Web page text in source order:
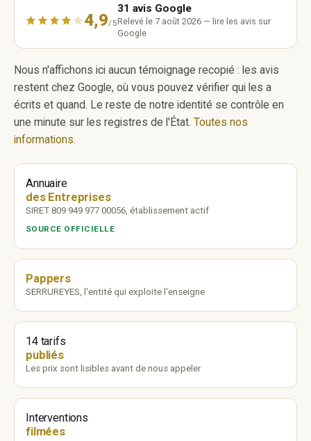
4,9/5
31 avis Google
Relevé le 7 août 2026 — lire les avis sur
Google
Nous n'affichons ici aucun témoignage recopié : les avis
restent chez Google, où vous pouvez vérifier qui les a
écrits et quand. Le reste de notre identité se contrôle en
une minute sur les registres de l'État. Toutes nos
informations.
Annuaire
des Entreprises
SIRET 809 949 977 00056, établissement actif
SOURCE OFFICIELLE
Pappers
SERRUREYES, l'entité qui exploite l'enseigne
14 tarifs
publiés
Les prix sont lisibles avant de nous appeler
Interventions
filmées